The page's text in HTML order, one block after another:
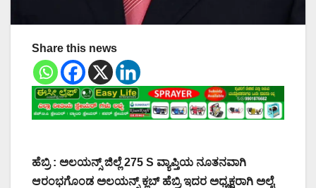
Share this news
ಹೆಬ್ರಿ : ಅಲಯನ್ಸ್ ಜಿಲ್ಲೆ 275 S ವ್ಯಾಪ್ತಿಯ ನೂತನವಾಗಿ
ಆರಂಭಗೊಂಡ ಅಲಯನ್ಸ್ ಕ್ಲಬ್ ಹೆಬ್ರಿ ಇದರ ಅಧ್ಯಕ್ಷರಾಗಿ ಅಲೈ